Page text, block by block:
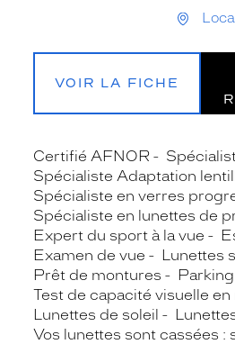
VOIR LA FICHE
Certifié AFNOR
Spécialiste Adaptation
Spécialiste en verres
Spécialiste en lunettes de
Expert du sport à la vue
Examen de vue
Lunettes
Prêt de montures
Parking
Test de capacité visuelle
Lunettes de soleil
Vos lunettes sont cassées :